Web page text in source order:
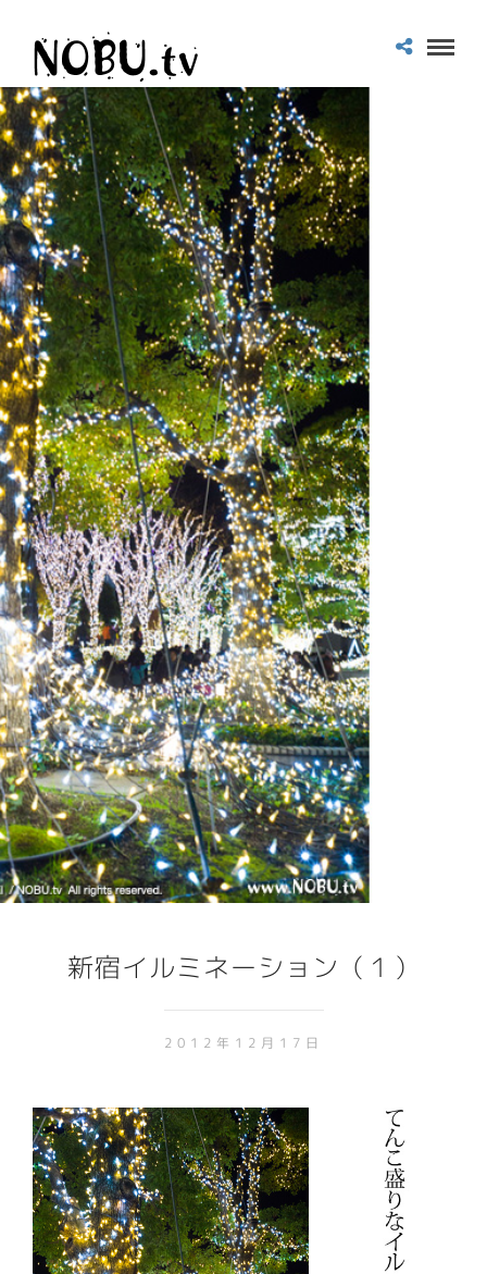
新宿イルミネーション（１）
2012年12月17日